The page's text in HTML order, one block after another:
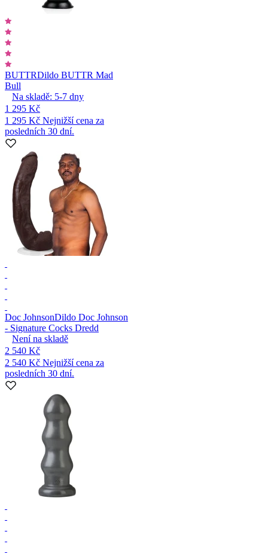
BUTTRDildo BUTTR Mad
Bull
Na skladě: 5-7 dny
1 295 Kč
1 295 Kč Nejnižší cena za
posledních 30 dní.
Doc JohnsonDildo Doc Johnson
- Signature Cocks Dredd
Není na skladě
2 540 Kč
2 540 Kč Nejnižší cena za
posledních 30 dní.